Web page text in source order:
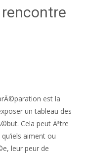
est la
un tableau des
Cela peut Ãªtre
aiment ou
leur peur de